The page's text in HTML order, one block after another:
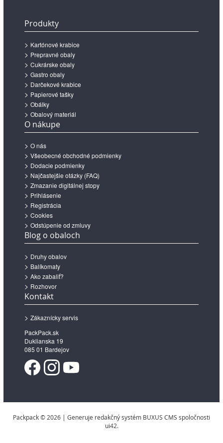
Produkty
Kartónové krabice
Prepravné obaly
Cukrárske obaly
Gastro obaly
Darčekové krabice
Papierové tašky
Obálky
Obalový materiál
O nákupe
O nás
Všeobecné obchodné podmienky
Dodacie podmienky
Najčastejšie otázky (FAQ)
Zmazanie digitálnej stopy
Prihlásenie
Registrácia
Cookies
Odstúpenie od zmluvy
Blog o obaloch
Druhy obalov
Balíkomaty
Ako zabaliť?
Rozhovor
Kontakt
Zákaznícky servis
PackPack.sk
Duklianska 19
085 01 Bardejov
Packpack © 2026 | Generuje redakčný systém BUXUS CMS spoločnosti
ui42.